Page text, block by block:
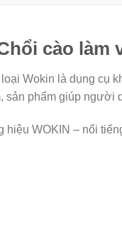
cào làm
Wokin là dụng cụ
sản phẩm giúp người
hiệu WOKIN – nổi